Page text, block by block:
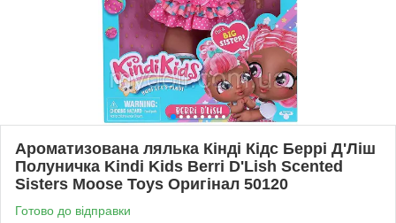
Ароматизована лялька Кінді Кідс Беррі Д'Ліш
Полуничка Kindi Kids Berri D'Lish Scented
Sisters Moose Toys Оригінал 50120
Готово до відправки